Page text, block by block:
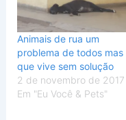
Animais de rua um
problema de todos mas
que vive sem solução
2 de novembro de 2017
Em "Eu Você & Pets"